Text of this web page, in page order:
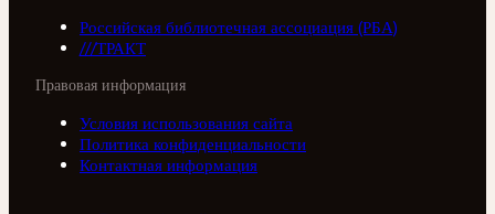
Российская библиотечная ассоциация (РБА)
///ТРАКТ
Правовая информация
Условия использования сайта
Политика конфиденциальности
Контактная информация